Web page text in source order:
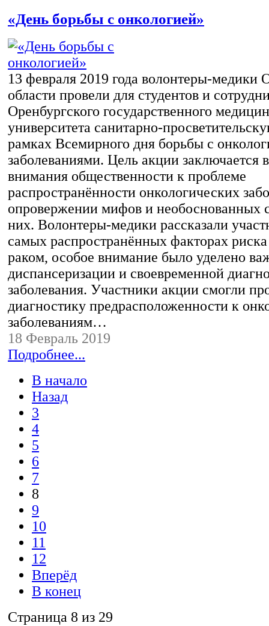
«День борьбы с онкологией»
13 февраля 2019 года волонтеры-медики
области провели для студентов и
Оренбургского государственного
университета санитарно-
рамках Всемирного дня борьбы с
заболеваниями. Цель акции заключается
внимания общественности к проблеме
распространённости онкологических
опровержении мифов и необоснованных
них. Волонтеры-медики рассказали
самых распространённых факторах риска
раком, особое внимание было уделено
диспансеризации и своевременной
заболевания. Участники акции смогли
диагностику предрасположенности к
заболеваниям…
18 Февраль 2019
Подробнее...
В начало
Назад
3
4
5
6
7
8
9
10
11
12
Вперёд
В конец
Страница 8 из 29